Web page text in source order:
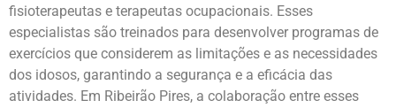
fisioterapeutas e terapeutas ocupacionais. Esses
especialistas são treinados para desenvolver programas de
exercícios que considerem as limitações e as necessidades
dos idosos, garantindo a segurança e a eficácia das
atividades. Em Ribeirão Pires, a colaboração entre esses